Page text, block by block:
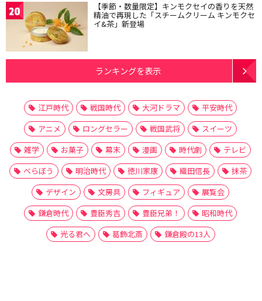
20 【季節・数量限定】キンモクセイの香りを天然
精油で再現した「スチームクリーム キンモクセ
イ&茶」新登場
ランキングを表示
江戸時代 戦国時代 大河ドラマ
平安時代
アニメ
ロングセラー 戦国武将
スイーツ
雑学
お菓子 幕末 漫画 時代劇
テレビ
べらぼう
明治時代 徳川家康 織田信長
抹茶
デザイン
文房具 フィギュア
展覧会
鎌倉時代
豊臣秀吉 豊臣兄弟！
昭和時代
光る君へ
葛飾北斎 鎌倉殿の13人